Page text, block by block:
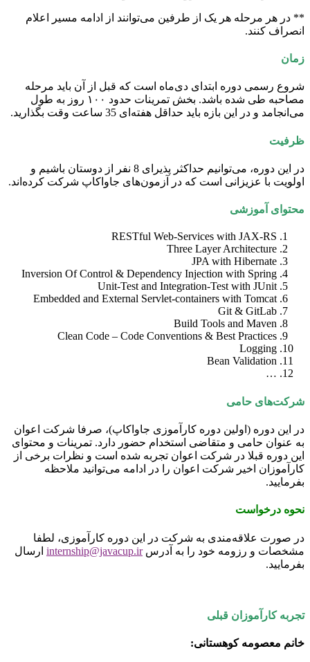
** در هر مرحله هر یک از طرفین می‌توانند از ادامه مسیر اعلام
انصراف کنند.
زمان
شروع رسمی دوره ابتدای دی‌ماه است که قبل از آن باید مرحله
مصاحبه طی شده باشد. بخش تمرینات حدود ۱۰۰ روز به طول
می‌انجامد و در این بازه باید حداقل هفته‌ای 35 ساعت وقت بگذارید.
ظرفیت
در این دوره، می‌توانیم حداکثر پذیرای 8 نفر از دوستان باشیم و
اولویت با عزیزانی است که در آزمون‌های جاواکاپ شرکت کرده‌اند.
محتوای آموزشی
RESTful Web-Services with JAX-RS
Three Layer Architecture
JPA with Hibernate
Inversion Of Control & Dependency Injection with Spring
Unit-Test and Integration-Test with JUnit
Embedded and External Servlet-containers with Tomcat
Git & GitLab
Build Tools and Maven
Clean Code – Code Conventions & Best Practices
Logging
Bean Validation
…
شرکت‌های حامی
در این دوره (اولین دوره کارآموزی جاواکاپ)، صرفا شرکت اعوان
به عنوان حامی و متقاضی استخدام حضور دارد. تمرینات و محتوای
این دوره قبلا در شرکت اعوان تجربه شده است و نظرات برخی از
کارآموزان اخیر شرکت اعوان را در ادامه می‌توانید ملاحظه
بفرمایید.
نحوه درخواست
در صورت علاقه‌مندی به شرکت در این دوره کارآموزی، لطفا
مشخصات و رزومه خود را به آدرس internship@javacup.ir ارسال
بفرمایید.
تجربه کارآموزان قبلی
خانم معصومه کوهستانی: